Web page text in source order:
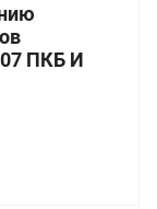
ПКБ И